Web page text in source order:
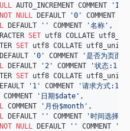
AUTO_INCREMENT COMMENT ' ID
NOT NULL DEFAULT '0 ' COMMENT
DEFAULT ' ' COMMENT '名称 '
SET utf8 COLLATE
SET utf8 COLLATE
DEFAULT '0 ' COMMENT '是否为页面
DEFAULT ' 2 ' COMMENT '状态:1-
SET utf8 COLLATE
' 1 ' COMMENT '请求方式:1-
COMMENT ' 日期$date '
COMMENT ' 月份$month '
DEFAULT ' ' COMMENT '时间选择
NOT NULL DEFAULT ' ' COMMENT '